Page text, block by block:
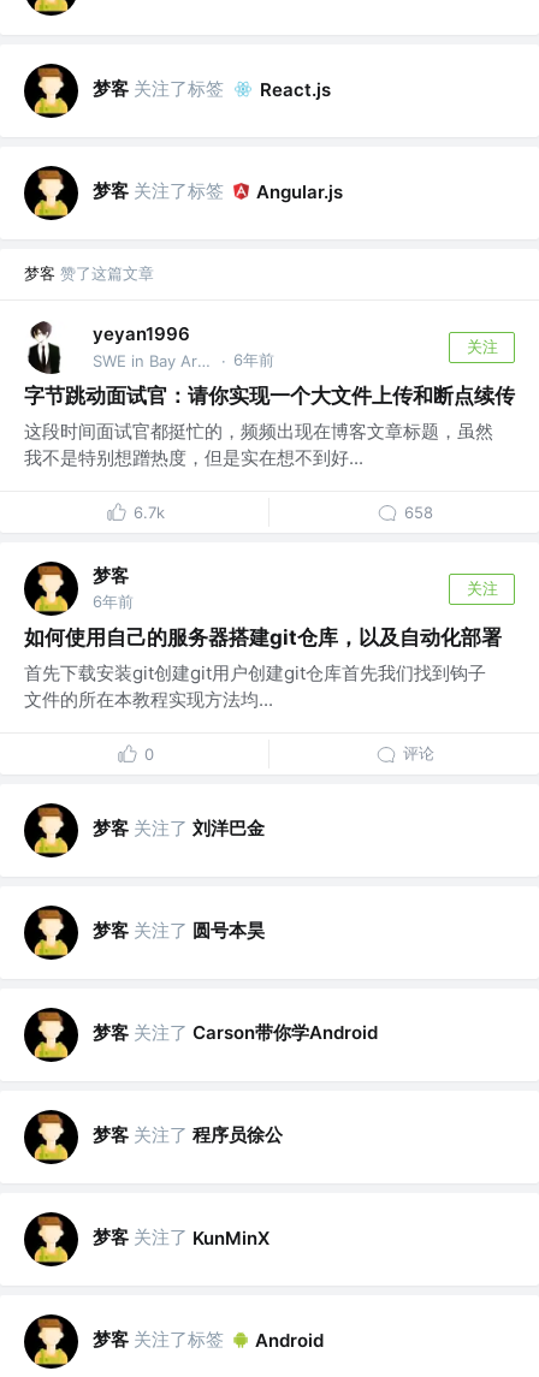
梦客 关注了标签 React.js
梦客 关注了标签 Angular.js
梦客 赞了这篇文章
yeyan1996
SWE in Bay Area @TikTok · 6年前
关注
字节跳动面试官：请你实现一个大文件上传和断点续传
这段时间面试官都挺忙的，频频出现在博客文章标题，虽然
我不是特别想蹭热度，但是实在想不到好...
6.7k 658
梦客
6年前
关注
如何使用自己的服务器搭建git仓库，以及自动化部署
首先下载安装git创建git用户创建git仓库首先我们找到钩子
文件的所在本教程实现方法均...
0 评论
梦客 关注了 刘洋巴金
梦客 关注了 圆号本昊
梦客 关注了 Carson带你学Android
梦客 关注了 程序员徐公
梦客 关注了 KunMinX
梦客 关注了标签 Android